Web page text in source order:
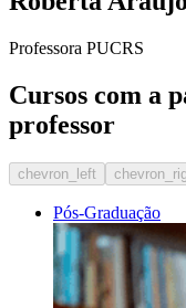
Professora PUCRS
Cursos com a
professor
chevron_left
Pós-Graduação